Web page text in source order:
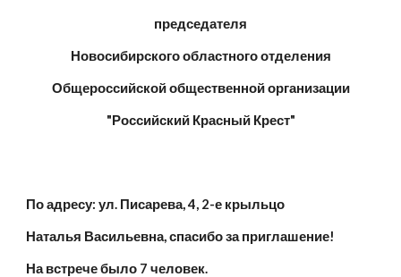
председателя
Новосибирского областного отделения
Общероссийской общественной организации
"Российский Красный Крест"
По адресу: ул. Писарева, 4, 2-е крыльцо
Наталья Васильевна, спасибо за приглашение!
На встрече было 7 человек.